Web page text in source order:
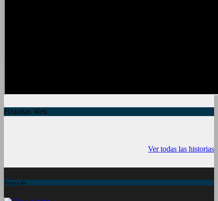
Historias Web
Ver todas las historias
ósea a partir de
los 50 años
vibrante y ¡más!
del iPhone
Acerca de